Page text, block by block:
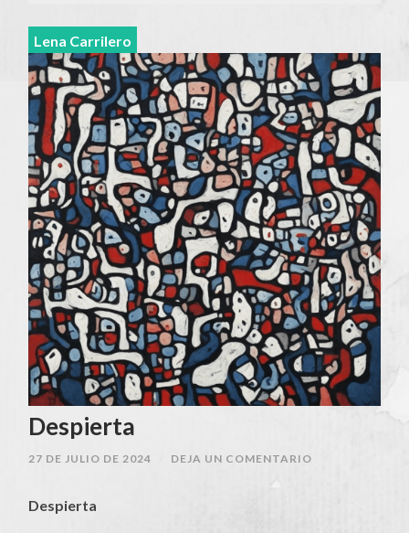
Lena Carrilero
Despierta
27 DE JULIO DE 2024 DEJA UN COMENTARIO
Despierta